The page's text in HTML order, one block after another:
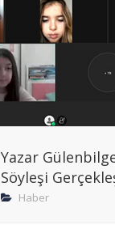
Yazar
Söyleşi
Haber